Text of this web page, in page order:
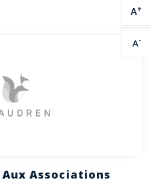
A+
A-
Associations